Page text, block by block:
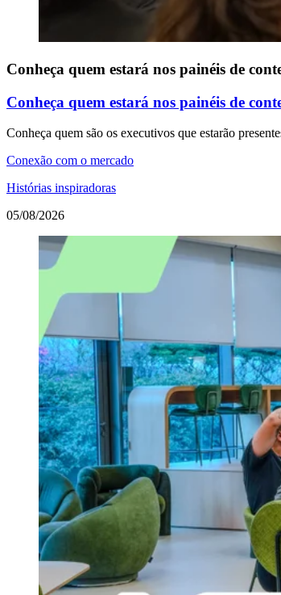
Conheça quem estará nos painéis de
Conheça quem estará nos painéis de
Conheça quem são os executivos que estarão
Conexão com o mercado
Histórias inspiradoras
05/08/2026